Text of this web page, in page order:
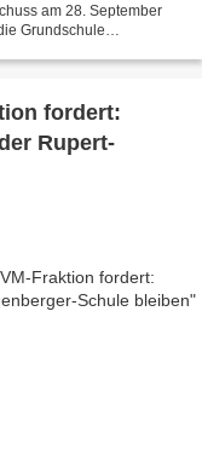
am 28. September
Grundschule
fordert:
Rupert-